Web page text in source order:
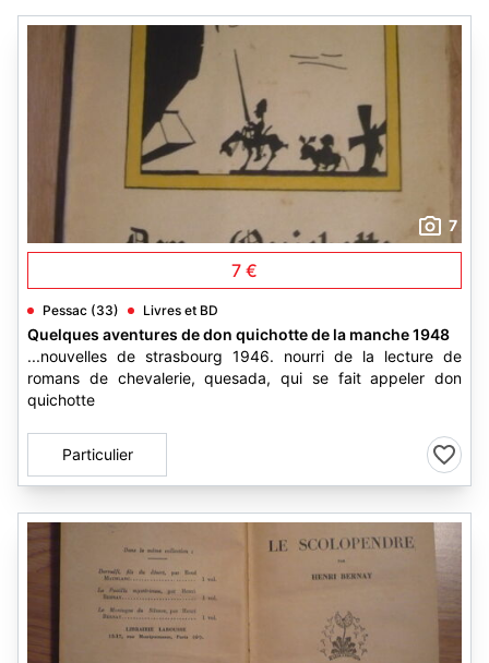
7
7 €
Pessac (33) Livres et BD
Quelques aventures de don quichotte de la manche 1948
...nouvelles de strasbourg 1946. nourri de la lecture de
romans de chevalerie, quesada, qui se fait appeler don
quichotte
Particulier